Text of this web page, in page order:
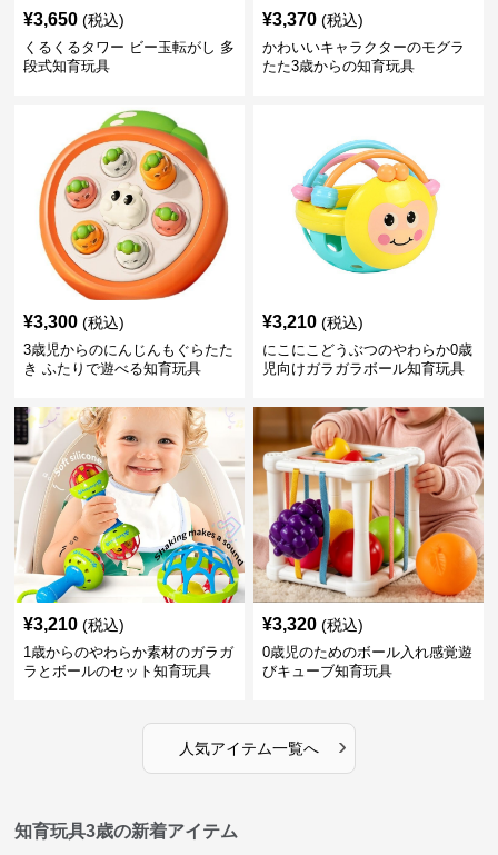
¥3,650 (税込)
くるくるタワー ビー玉転がし 多
段式知育玩具
¥3,370 (税込)
かわいいキャラクターのモグラ
たた3歳からの知育玩具
¥3,300 (税込)
3歳児からのにんじんもぐらたた
き ふたりで遊べる知育玩具
¥3,210 (税込)
にこにこどうぶつのやわらか0歳
児向けガラガラボール知育玩具
¥3,210 (税込)
1歳からのやわらか素材のガラガ
ラとボールのセット知育玩具
¥3,320 (税込)
0歳児のためのボール入れ感覚遊
びキューブ知育玩具
人気アイテム一覧へ ›
知育玩具3歳の新着アイテム